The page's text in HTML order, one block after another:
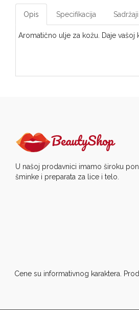
Opis Specifikacija Sadržaji
Aromatično ulje za kožu. Daje vašoj
U našoj prodavnici imamo široku
šminke i preparata za lice i telo.
Cene su informativnog karaktera.